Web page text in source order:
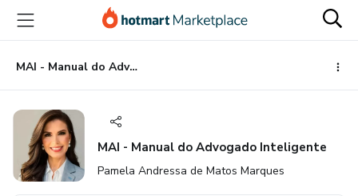
para
conteúdo
principal
para
pagamento
para
rodapé
MAI - Manual do Advogado Inteligente
MAI - Manual do Advogado Inteligente
Pamela Andressa de Matos Marques